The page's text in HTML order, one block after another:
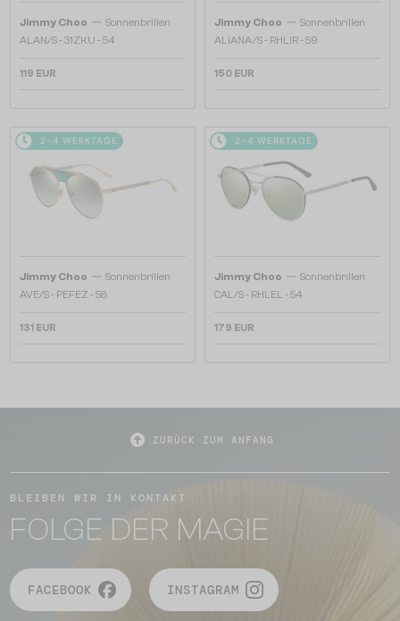
Jimmy Choo — Sonnenbrillen
ALAN/S - 31ZKU - 54
119 EUR
Jimmy Choo — Sonnenbrillen
ALIANA/S - RHLIR - 59
150 EUR
2-4 WERKTAGE
Jimmy Choo — Sonnenbrillen
AVE/S - PEFEZ - 58
131 EUR
2-4 WERKTAGE
Jimmy Choo — Sonnenbrillen
CAL/S - RHLEL - 54
179 EUR
ZURÜCK ZUM ANFANG
BLEIBEN WIR IN KONTAKT
FOLGE DER MAGIE
FACEBOOK INSTAGRAM